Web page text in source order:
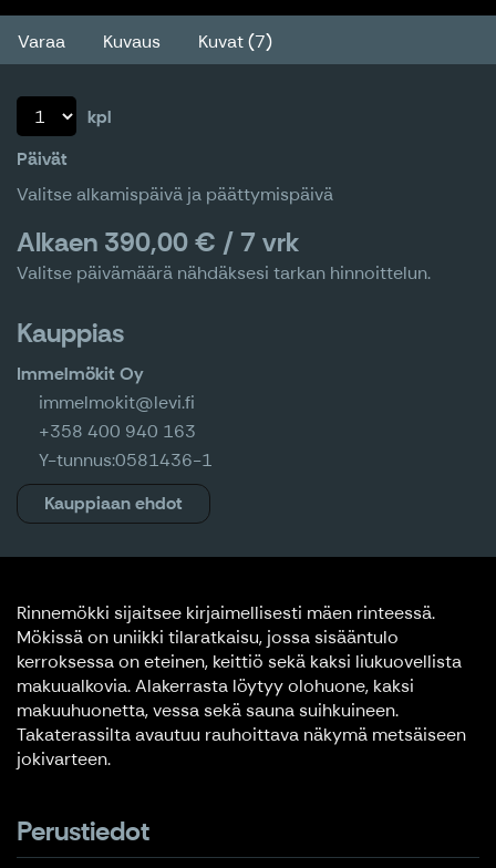
Varaa Kuvaus Kuvat (7)
kpl
Päivät
Valitse alkamispäivä ja päättymispäivä
Alkaen 390,00 € / 7 vrk
Valitse päivämäärä nähdäksesi tarkan hinnoittelun.
Kauppias
Immelmökit Oy
immelmokit@levi.fi
+358 400 940 163
Y-tunnus:0581436-1
Kauppiaan ehdot
Rinnemökki sijaitsee kirjaimellisesti mäen rinteessä.
Mökissä on uniikki tilaratkaisu, jossa sisääntulo
kerroksessa on eteinen, keittiö sekä kaksi liukuovellista
makuualkovia. Alakerrasta löytyy olohuone, kaksi
makuuhuonetta, vessa sekä sauna suihkuineen.
Takaterassilta avautuu rauhoittava näkymä metsäiseen
jokivarteen.
Perustiedot